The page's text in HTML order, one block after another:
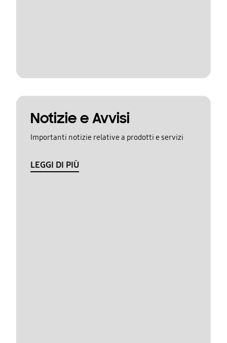
Notizie e Avvisi
Importanti notizie relative a prodotti e servizi
LEGGI DI PIÙ